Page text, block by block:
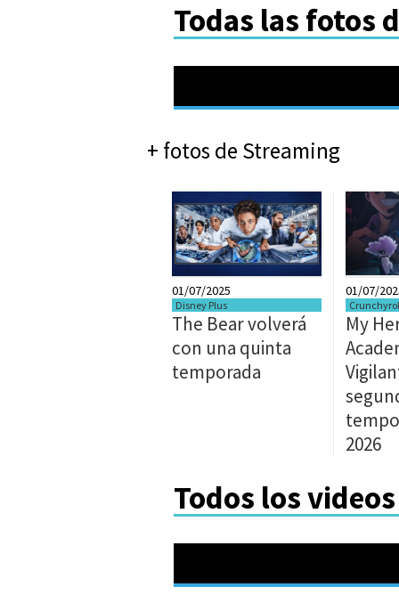
Todas las fotos
+ fotos de Streaming
01/07/2025
Disney Plus
The Bear volverá
con una quinta
temporada
01/07/
My
2026
Todos los